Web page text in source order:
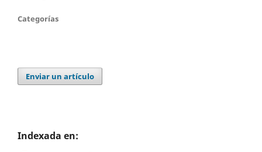
Categorías
Enviar un artículo
Indexada en: